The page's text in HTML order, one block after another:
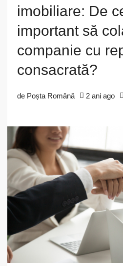
imobiliare: De
important să
companie cu
consacrată?
de Poșta Română 2 ani ago